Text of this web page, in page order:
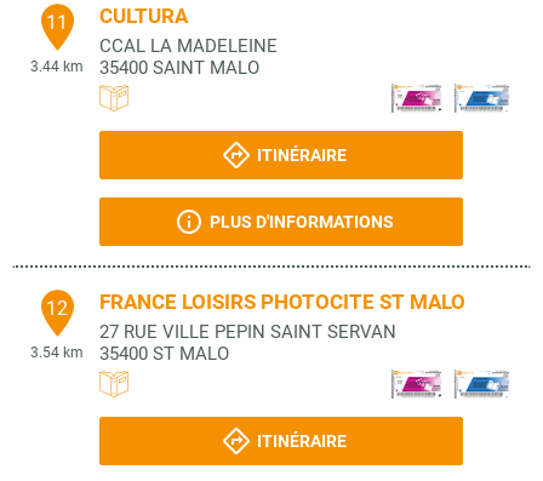
11
3.44 km
CULTURA
CCAL LA MADELEINE
35400 SAINT MALO
ITINÉRAIRE
PLUS D'INFORMATIONS
12
3.54 km
FRANCE LOISIRS PHOTOCITE ST MALO
27 RUE VILLE PEPIN SAINT SERVAN
35400 ST MALO
ITINÉRAIRE